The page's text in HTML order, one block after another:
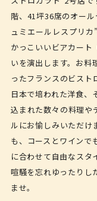
階、41坪36席のオー
ュミエールレスプリ
かっこいいビアカート
いを演出します。お料
ったフランスのビスト
日本で培われた洋食、
込まれた数々の料理や
ルにお愉しみいただけ
も、コースとワインで
に合わせて自由なスタ
喧騒を忘れゆったりし
ませ。